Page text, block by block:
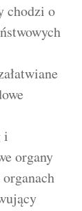
chodzi o
i
organy